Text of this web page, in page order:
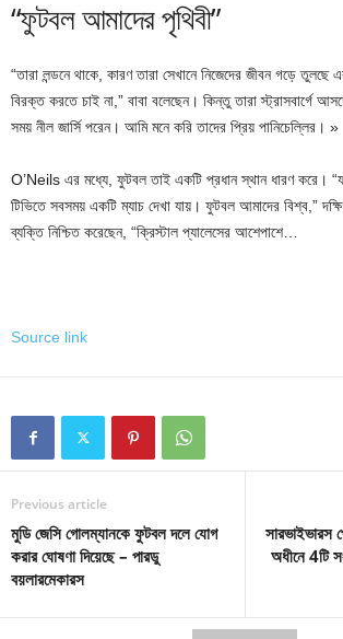
“ফুটবল আমাদের পৃথিবী”
“তারা লন্ডনে থাকে, কারণ তারা সেখানে নিজেদের জীবন গড়ে তুলছে
বিরক্ত করতে চাই না,” বাবা বলেছেন। কিন্তু তারা স্ট্রাসবার্গে
সময় নীল জার্সি পরেন। আমি মনে করি তাদের প্রিয় পানিচেল্লির। »
O’Neils এর মধ্যে, ফুটবল তাই একটি প্রধান স্থান ধারণ করে।
টিভিতে সবসময় একটি ম্যাচ দেখা যায়। ফুটবল আমাদের বিশ্ব,”
ব্যক্তি নিশ্চিত করেছেন, “ক্রিস্টাল প্যালেসের আশেপাশে…
Source link
Previous article
মুডি জেসি গোলম্যানকে ফুটবল দলে যোগ
করার ঘোষণা দিয়েছে – পারডু
বয়লারমেকারস
অধীনে 4টি